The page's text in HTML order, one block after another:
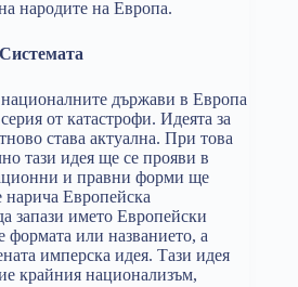
народите на Европа.
държави в Европа
от катастрофи. Идеята за
става актуална. При това
тази идея ще се прояви в
и правни форми ще
Европейска
запази името Европейски
формата или названието, а
имперска идея. Тази идея
крайния национализъм,